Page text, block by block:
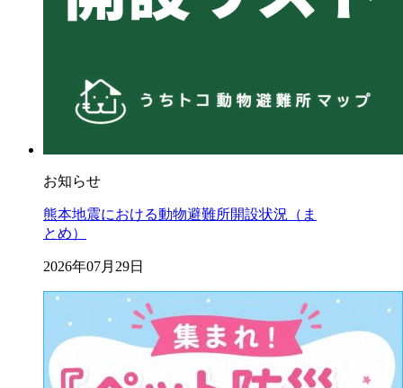
お知らせ
熊本地震における動物避難所開設状況（ま
とめ）
2026年07月29日